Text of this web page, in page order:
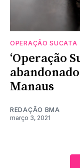
OPERAÇÃO SUCATA
‘Operação
Manaus
REDAÇÃO BMA
março 3, 2021